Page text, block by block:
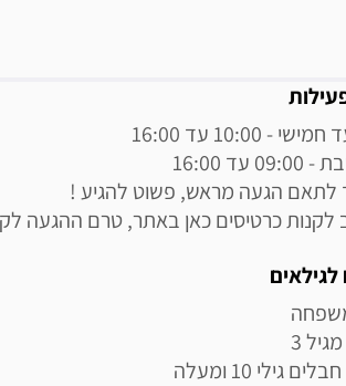
לקנות כרטיסים כאן באתר, טרם ההגעה
גילי 10 ומעלה